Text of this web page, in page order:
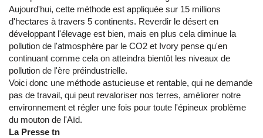
Aujourd'hui, cette méthode est appliquée sur 15 millions
d'hectares à travers 5 continents. Reverdir le désert en
développant l'élevage est bien, mais en plus cela diminue la
pollution de l'atmosphère par le CO2 et Ivory pense qu'en
continuant comme cela on atteindra bientôt les niveaux de
pollution de l'ère préindustrielle.
Voici donc une méthode astucieuse et rentable, qui ne demande
pas de travail, qui peut revaloriser nos terres, améliorer notre
environnement et régler une fois pour toute l'épineux problème
du mouton de l'Aïd.
La Presse tn